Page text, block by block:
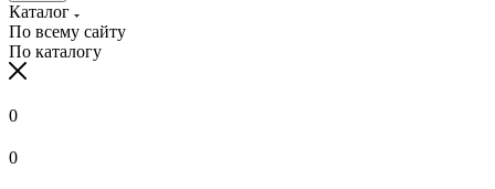
Каталог
По всему сайту
По каталогу
0
0